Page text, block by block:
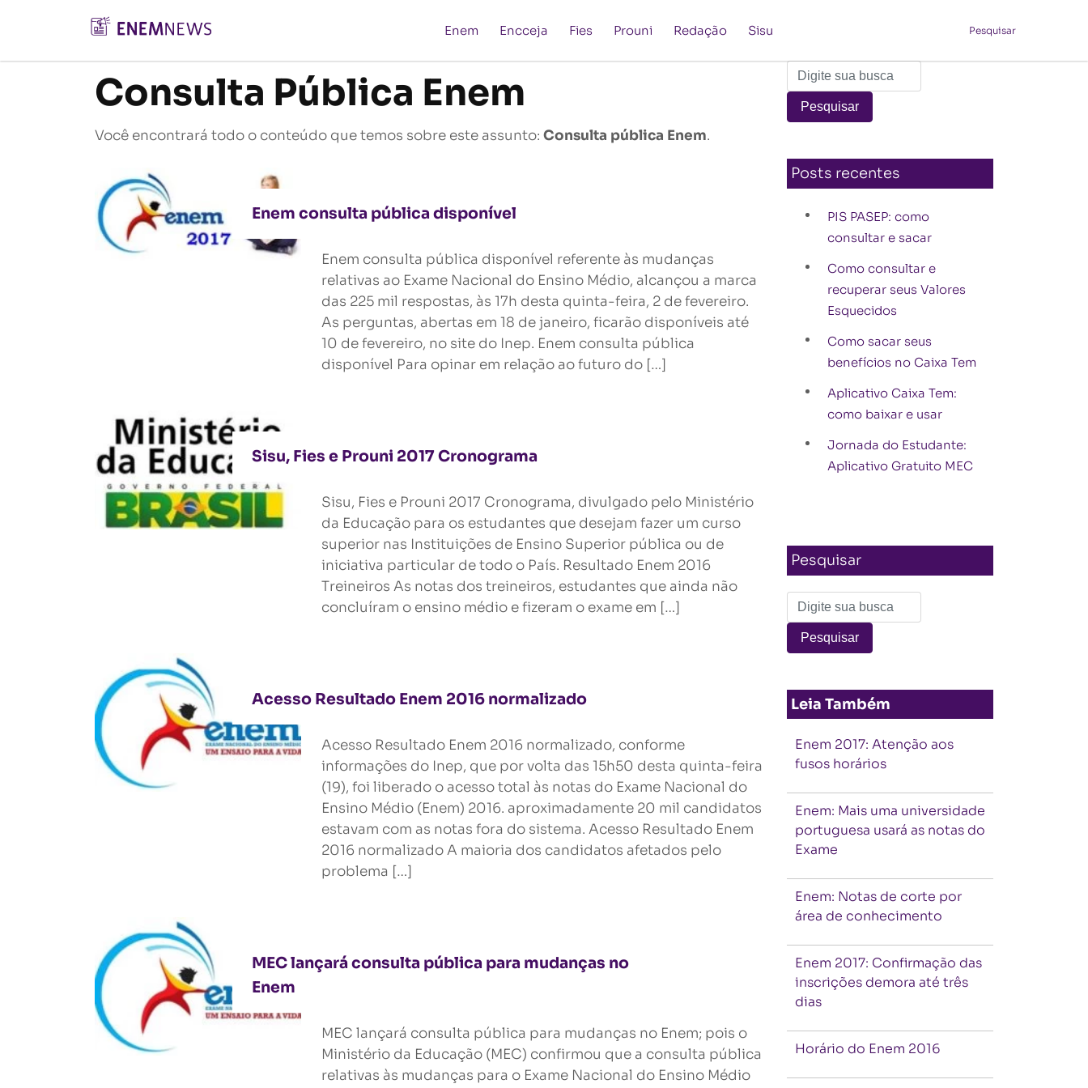
Enem Encceja Fies Prouni Redação Sisu Pesquisar
Consulta Pública Enem
Você encontrará todo o conteúdo que temos sobre este assunto: Consulta pública Enem.
Enem consulta pública disponível
Enem consulta pública disponível referente às mudanças
relativas ao Exame Nacional do Ensino Médio, alcançou a marca
das 225 mil respostas, às 17h desta quinta-feira, 2 de fevereiro.
As perguntas, abertas em 18 de janeiro, ficarão disponíveis até
10 de fevereiro, no site do Inep. Enem consulta pública
disponível Para opinar em relação ao futuro do […]
Sisu, Fies e Prouni 2017 Cronograma
Sisu, Fies e Prouni 2017 Cronograma, divulgado pelo Ministério
da Educação para os estudantes que desejam fazer um curso
superior nas Instituições de Ensino Superior pública ou de
iniciativa particular de todo o País. Resultado Enem 2016
Treineiros As notas dos treineiros, estudantes que ainda não
concluíram o ensino médio e fizeram o exame em […]
Acesso Resultado Enem 2016 normalizado
Acesso Resultado Enem 2016 normalizado, conforme
informações do Inep, que por volta das 15h50 desta quinta-feira
(19), foi liberado o acesso total às notas do Exame Nacional do
Ensino Médio (Enem) 2016. aproximadamente 20 mil candidatos
estavam com as notas fora do sistema. Acesso Resultado Enem
2016 normalizado A maioria dos candidatos afetados pelo
problema […]
MEC lançará consulta pública para mudanças no
Enem
MEC lançará consulta pública para mudanças no Enem; pois o
Ministério da Educação (MEC) confirmou que a consulta pública
relativas às mudanças para o Exame Nacional do Ensino Médio
Posts recentes
PIS PASEP: como
consultar e sacar
Como consultar e
recuperar seus Valores
Esquecidos
Como sacar seus
benefícios no Caixa Tem
Aplicativo Caixa Tem:
como baixar e usar
Jornada do Estudante:
Aplicativo Gratuito MEC
Pesquisar
Leia Também
Enem 2017: Atenção aos
fusos horários
Enem: Mais uma universidade
portuguesa usará as notas do
Exame
Enem: Notas de corte por
área de conhecimento
Enem 2017: Confirmação das
inscrições demora até três
dias
Horário do Enem 2016